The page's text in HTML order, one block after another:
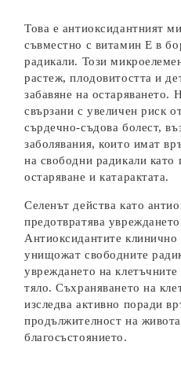
Това е антиоксидантният
съвместно с витамин Е в
радикали. Този
растеж, плодовитостта и
забавяне на остаряването.
свързани с увеличен риск
сърдечно-съдова болест,
заболявания, които имат
на свободни радикали като
остаряване и катарактата.
Селенът действа като
предотвратява
Антиоксидантите клинично
унищожат свободните
увреждането на
тяло. Съхраняването на
изследва активно поради
продължителност на
благосъстоянието.